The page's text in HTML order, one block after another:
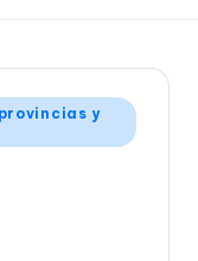
y